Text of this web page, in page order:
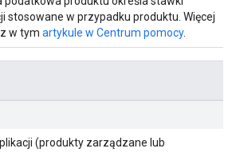
stosowane w przypadku produktu. Więcej
w tym artykule w Centrum pomocy.
(produkty zarządzane lub